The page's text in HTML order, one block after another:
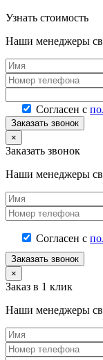
Узнать стоимость
Наши менеджеры
Согласен с
×
Заказать звонок
Наши менеджеры
Согласен с
×
Заказ в 1 клик
Наши менеджеры